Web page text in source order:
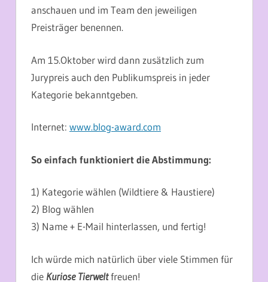
anschauen und im Team den jeweiligen
Preisträger benennen.
Am 15.Oktober wird dann zusätzlich zum
Jurypreis auch den Publikumspreis in jeder
Kategorie bekanntgeben.
Internet: www.blog-award.com
So einfach funktioniert die Abstimmung:
1) Kategorie wählen (Wildtiere & Haustiere)
2) Blog wählen
3) Name + E-Mail hinterlassen, und fertig!
Ich würde mich natürlich über viele Stimmen für
die Kuriose Tierweltfreuen!